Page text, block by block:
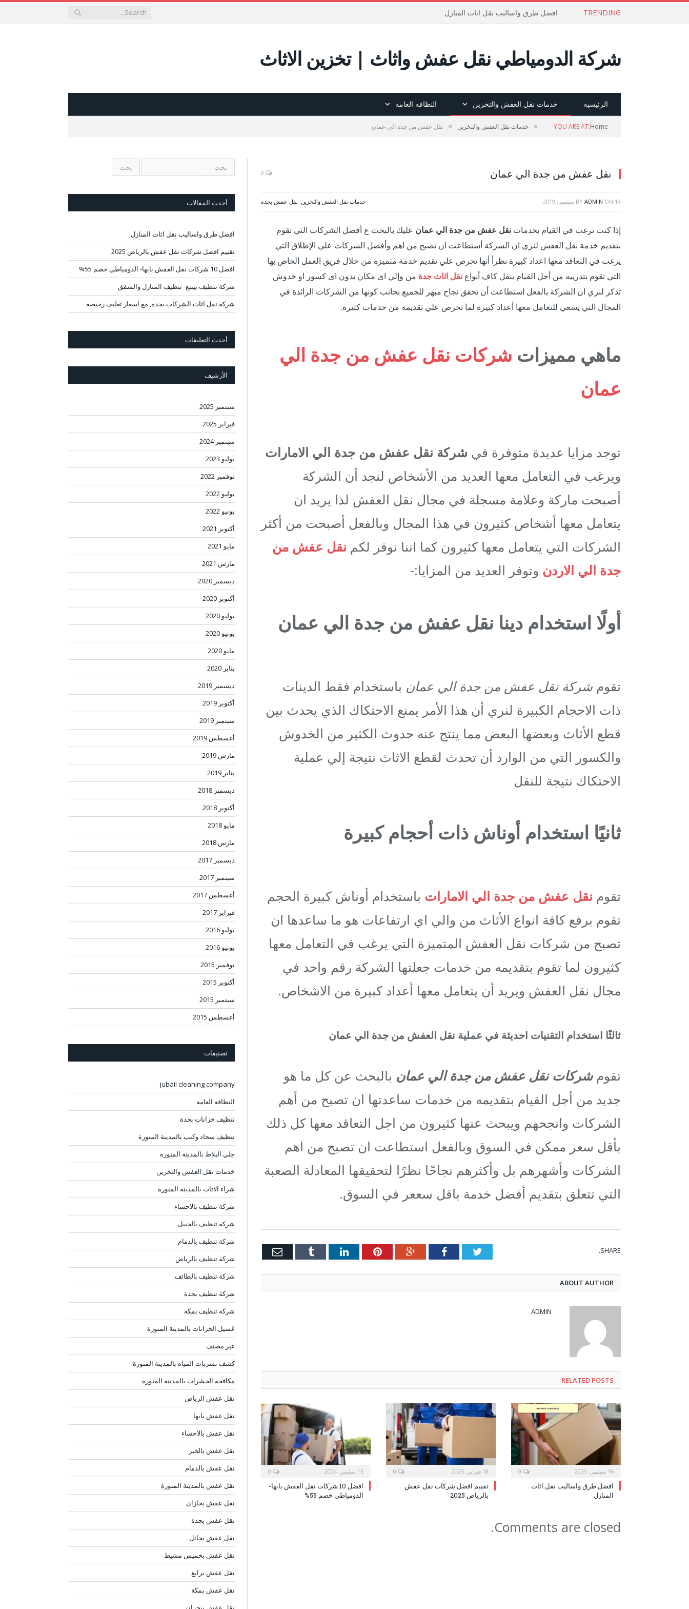
TRENDING افضل طرق واساليب نقل اثاث المنازل
شركة الدومياطي نقل عفش واثاث | تخزين الاثاث
الرئيسيه خدمات نقل العفش والتخزين النظافه العامه
YOU ARE AT:Home
» خدمات نقل العفش والتخزين » نقل عفش من جدة الي عمان
نقل عفش من جدة الي عمان
BY ADMIN ON 14 سبتمبر، 2019 خدمات نقل العفش والتخزين, نقل عفش بجدة
إذا كنت ترغب في القيام بخدمات نقل عفش من جدة الي عمان عليك بالبحث ع أفضل الشركات التي تقوم
بتقديم خدمة نقل العفش لنري ان الشركة أستطاعت ان تصبح من اهم وأفضل الشركات علي الإطلاق التي
يرغب في التعاقد معها اعداد كبيرة نظرأ أنها تحرص علي تقديم خدمة متميزة من خلال فريق العمل الخاص بها
التي تقوم بتدريبه من أجل القيام بنقل كاف أنواع نقل اثاث جدة من وإلي اى مكان بدون اى كسور او خدوش
تذكر لنري ان الشركة بالفعل استطاعت أن تحقق نجاح مبهر للجميع بجانب كونها من الشركات الرائدة في
المجال التي يسعي للتعامل معها أعداد كبيرة لما تحرص علي تقديمه من خدمات كثيرة.
ماهي مميزات شركات نقل عفش من جدة الي
عمان
توجد مزايا عديدة متوفرة في شركة نقل عفش من جدة الي الامارات
ويرغب في التعامل معها العديد من الأشخاص لنجد أن الشركة
أصبحت ماركة وعلامة مسجلة في مجال نقل العفش لذا يريد ان
يتعامل معها أشخاص كثيرون في هذا المجال وبالفعل أصبحت من أكثر
الشركات التي يتعامل معها كثيرون كما اننا نوفر لكم نقل عفش من
جدة الي الاردن وتوفر العديد من المزايا:-
أولًا استخدام دينا نقل عفش من جدة الي عمان
تقوم شركة نقل عفش من جدة الي عمان باستخدام فقط الدينات
ذات الاحجام الكبيرة لنري أن هذا الأمر يمنع الاحتكاك الذي يحدث بين
قطع الأثاث وبعضها البعض مما ينتج عنه حدوث الكثير من الخدوش
والكسور التي من الوارد أن تحدث لقطع الاثاث نتيجة إلي عملية
الاحتكاك نتيجة للنقل
ثانيًا استخدام أوناش ذات أحجام كبيرة
تقوم نقل عفش من جدة الي الامارات باستخدام أوناش كبيرة الحجم
تقوم برفع كافة انواع الأثاث من والي اي ارتفاعات هو ما ساعدها ان
تصبح من شركات نقل العفش المتميزة التي يرغب في التعامل معها
كثيرون لما تقوم بتقديمه من خدمات جعلتها الشركة رقم واحد في
مجال نقل العفش ويريد أن يتعامل معها أعداد كبيرة من الاشخاص.
ثالثًا استخدام التقنيات احديثة في عملية نقل العفش من جدة الي عمان
تقومشركات نقل عفش من جدة الي عمان بالبحث عن كل ما هو
جديد من أجل القيام بتقديمه من خدمات ساعدتها ان تصبح من أهم
الشركات وانجحهم ويبحث عنها كثيرون من اجل التعاقد معها كل ذلك
بأقل سعر ممكن في السوق وبالفعل استطاعت ان تصبح من اهم
الشركات وأشهرهم بل وأكثرهم نجاحًا نظرًا لتحقيقها المعادلة الصعبة
التي تتعلق بتقديم أفضل خدمة باقل سععر في السوق.
SHARE.
Twitter
Facebook
Google+
Pinterest
LinkedIn
Tumblr
Email
ABOUT AUTHOR
ADMIN
RELATED POSTS
16 سبتمبر، 2025
افضل طرق واساليب نقل اثاث
المنازل
18 فبراير، 2025
تقييم افضل شركات نقل عفش
بالرياض 2025
15 سبتمبر، 2024
افضل 10 شركات نقل العفش بابها-
الدومياطي خصم 55%
Comments are closed.
أحدث المقالات
افضل طرق واساليب نقل اثاث المنازل
تقييم افضل شركات نقل عفش بالرياض 2025
افضل 10 شركات نقل العفش بابها- الدومياطي خصم 55%
شركة تنظيف بينبع- تنظيف المنازل والشقق
شركة نقل اثاث الشركات بجدة, مع اسعار تغليف رخيصة
أحدث التعليقات
الأرشيف
سبتمبر 2025
فبراير 2025
سبتمبر 2024
يوليو 2023
نوفمبر 2022
يوليو 2022
يونيو 2022
أكتوبر 2021
مايو 2021
مارس 2021
ديسمبر 2020
أكتوبر 2020
يوليو 2020
يونيو 2020
مايو 2020
يناير 2020
ديسمبر 2019
أكتوبر 2019
سبتمبر 2019
أغسطس 2019
مارس 2019
يناير 2019
ديسمبر 2018
أكتوبر 2018
مايو 2018
مارس 2018
ديسمبر 2017
سبتمبر 2017
أغسطس 2017
فبراير 2017
يوليو 2016
يونيو 2016
نوفمبر 2015
أكتوبر 2015
سبتمبر 2015
أغسطس 2015
تصنيفات
jubail cleaning company
النظافه العامه
تنظيف خزانات بجدة
تنظيف سجاد وكنب بالمدينة المنورة
جلي البلاط بالمدينة المنورة
خدمات نقل العفش والتخزين
شراء الاثاث بالمدينة المنورة
شركة تنظيف بالاحساء
شركة تنظيف بالجبيل
شركة تنظيف بالدمام
شركة تنظيف بالرياض
شركة تنظيف بالطائف
شركة تنظيف بجدة
شركة تنظيف بمكة
غسيل الخزانات بالمدينة المنورة
غير مصنف
كشف تسربات المياه بالمدينة المنورة
مكافحة الحشرات بالمدينة المنورة
نقل عفش الرياض
نقل عفش بابها
نقل عفش بالاحساء
نقل عفش بالخبر
نقل عفش بالدمام
نقل عفش بالمدينة المنورة
نقل عفش بجازان
نقل عفش بجدة
نقل عفش بحائل
نقل عفش بخميس مشيط
نقل عفش برابغ
نقل عفش بمكة